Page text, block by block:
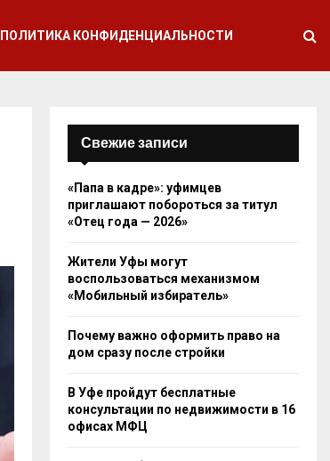
ПОЛИТИКА КОНФИДЕНЦИАЛЬНОСТИ
Свежие записи
«Папа в кадре»: уфимцев
приглашают побороться за титул
«Отец года — 2026»
Жители Уфы могут
воспользоваться механизмом
«Мобильный избиратель»
Почему важно оформить право на
дом сразу после стройки
В Уфе пройдут бесплатные
консультации по недвижимости в 16
офисах МФЦ